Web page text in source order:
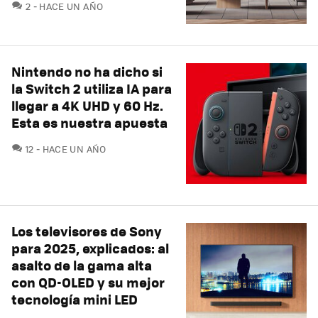
2 COMENTARIOS
HACE UN AÑO
Nintendo no ha dicho si
la Switch 2 utiliza IA para
llegar a 4K UHD y 60 Hz.
Esta es nuestra apuesta
12 COMENTARIOS
HACE UN AÑO
Los televisores de Sony
para 2025, explicados: al
asalto de la gama alta
con QD-OLED y su mejor
tecnología mini LED